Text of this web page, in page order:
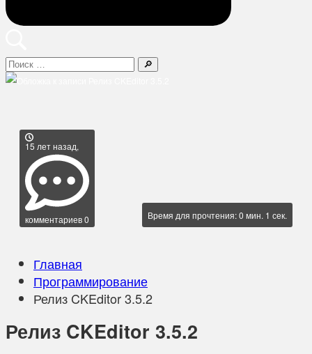
Поиск
15 лет назад,
комментариев 0 Время для прочтения: 0 мин. 1 сек.
Главная
Программирование
Релиз CKEditor 3.5.2
Релиз CKEditor 3.5.2